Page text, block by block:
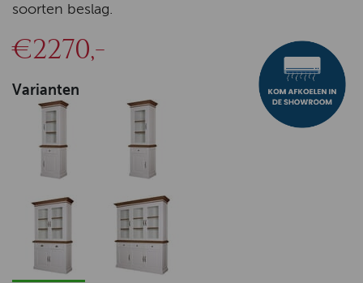
soorten beslag.
€2270,-
Varianten